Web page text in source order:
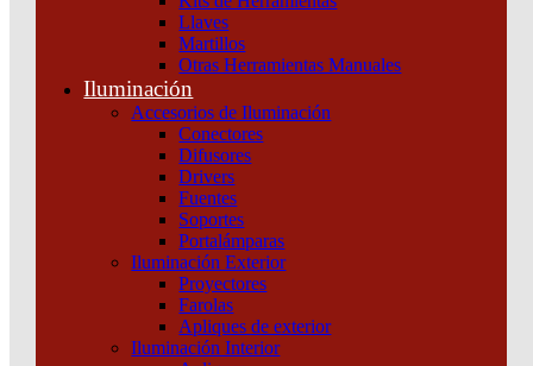
Llaves
Martillos
Otras Herramientas Manuales
Iluminación
Accesorios de Iluminación
Conectores
Difusores
Drivers
Fuentes
Soportes
Portalámparas
Iluminación Exterior
Proyectores
Farolas
Apliques de exterior
Iluminación Interior
cantidad
Productos relacionados